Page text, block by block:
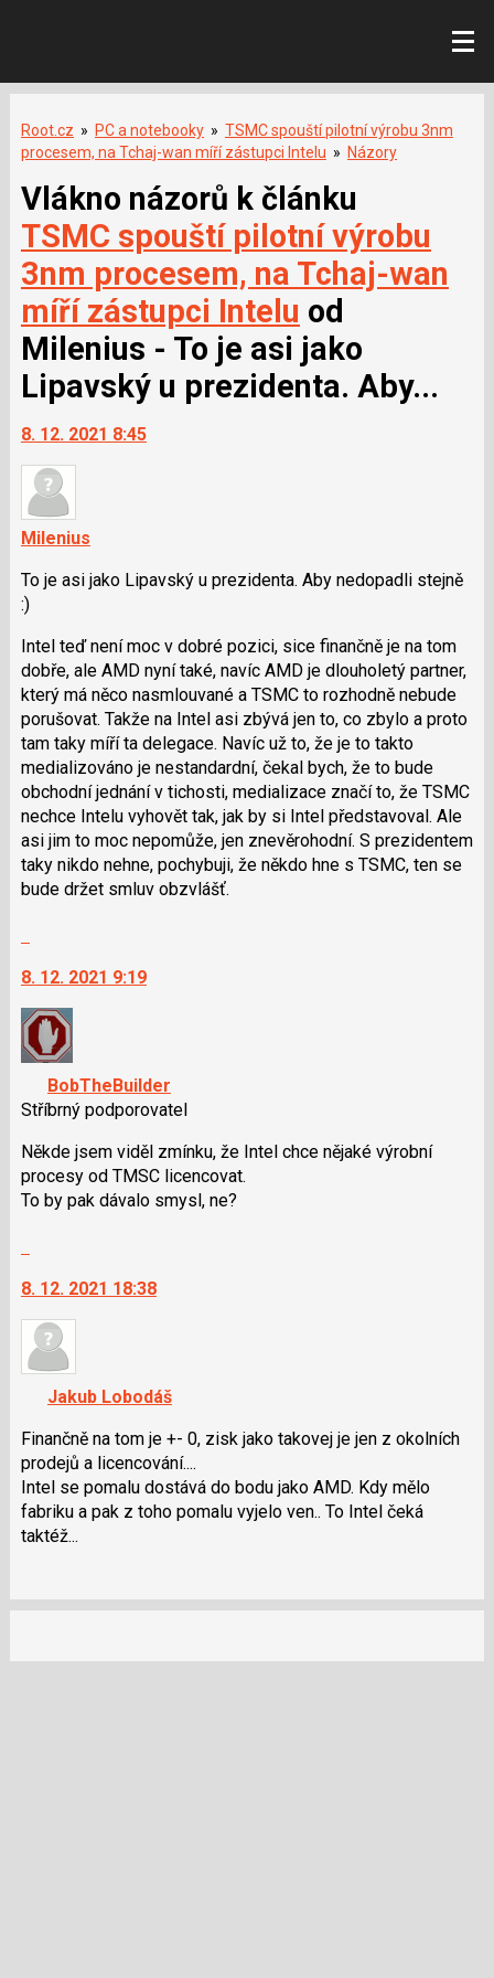
Root.cz » PC a notebooky » TSMC spouští pilotní výrobu 3nm
procesem, na Tchaj-wan míří zástupci Intelu » Názory
Vlákno názorů k článku
TSMC spouští pilotní výrobu
3nm procesem, na Tchaj-wan
míří zástupci Intelu od
Milenius - To je asi jako
Lipavský u prezidenta. Aby...
8. 12. 2021 8:45
Milenius
To je asi jako Lipavský u prezidenta. Aby nedopadli stejně
:)
Intel teď není moc v dobré pozici, sice finančně je na tom
dobře, ale AMD nyní také, navíc AMD je dlouholetý partner,
který má něco nasmlouvané a TSMC to rozhodně nebude
porušovat. Takže na Intel asi zbývá jen to, co zbylo a proto
tam taky míří ta delegace. Navíc už to, že je to takto
medializováno je nestandardní, čekal bych, že to bude
obchodní jednání v tichosti, medializace značí to, že TSMC
nechce Intelu vyhovět tak, jak by si Intel představoval. Ale
asi jim to moc nepomůže, jen znevěrohodní. S prezidentem
taky nikdo nehne, pochybuji, že někdo hne s TSMC, ten se
bude držet smluv obzvlášť.
další
nový
názor.
K
navigaci
lze
použít
i
klávesy
N
P
pro
předchozí
nový
názor
8. 12. 2021 9:19
BobTheBuilder
Stříbrný podporovatel
Někde jsem viděl zmínku, že Intel chce nějaké výrobní
procesy od TMSC licencovat.
To by pak dávalo smysl, ne?
další
nový
názor.
navigaci
lze
použít
i
klávesy
N
pro
P
8. 12. 2021 18:38
Jakub Lobodáš
Finančně na tom je +- 0, zisk jako takovej je jen z okolních
prodejů a licencování....
Intel se pomalu dostává do bodu jako AMD. Kdy mělo
fabriku a pak z toho pomalu vyjelo ven.. To Intel čeká
taktéž...